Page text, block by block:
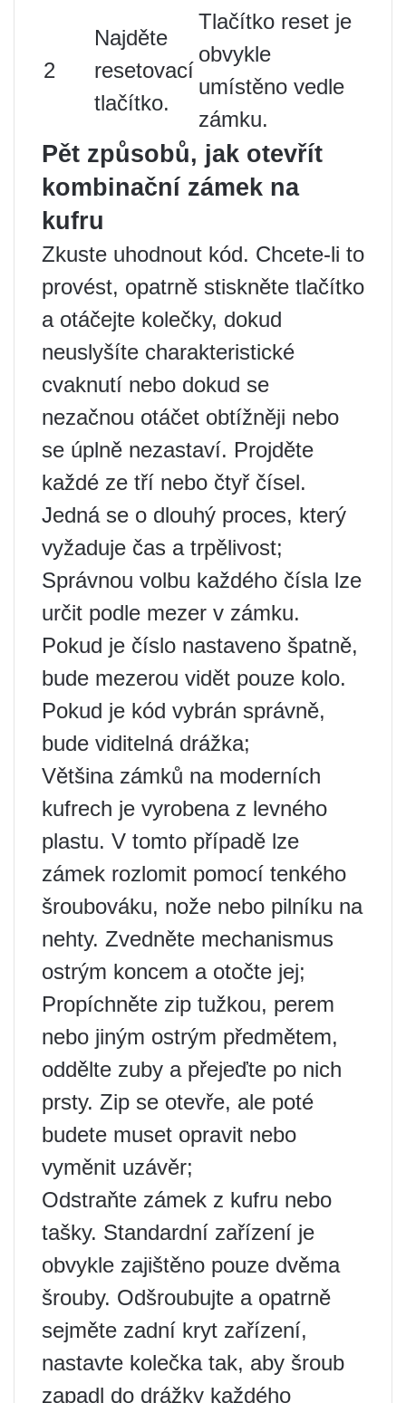
2
Najděte
resetovací
tlačítko.
Tlačítko reset je
obvykle
umístěno vedle
zámku.
Pět způsobů, jak otevřít
kombinační zámek na
kufru
Zkuste uhodnout kód. Chcete-li to
provést, opatrně stiskněte tlačítko
a otáčejte kolečky, dokud
neuslyšíte charakteristické
cvaknutí nebo dokud se
nezačnou otáčet obtížněji nebo
se úplně nezastaví. Projděte
každé ze tří nebo čtyř čísel.
Jedná se o dlouhý proces, který
vyžaduje čas a trpělivost;
Správnou volbu každého čísla lze
určit podle mezer v zámku.
Pokud je číslo nastaveno špatně,
bude mezerou vidět pouze kolo.
Pokud je kód vybrán správně,
bude viditelná drážka;
Většina zámků na moderních
kufrech je vyrobena z levného
plastu. V tomto případě lze
zámek rozlomit pomocí tenkého
šroubováku, nože nebo pilníku na
nehty. Zvedněte mechanismus
ostrým koncem a otočte jej;
Propíchněte zip tužkou, perem
nebo jiným ostrým předmětem,
oddělte zuby a přejeďte po nich
prsty. Zip se otevře, ale poté
budete muset opravit nebo
vyměnit uzávěr;
Odstraňte zámek z kufru nebo
tašky. Standardní zařízení je
obvykle zajištěno pouze dvěma
šrouby. Odšroubujte a opatrně
sejměte zadní kryt zařízení,
nastavte kolečka tak, aby šroub
zapadl do drážky každého